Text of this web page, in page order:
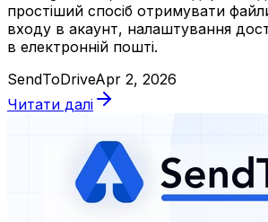
простіший спосіб отримувати
входу в акаунт, налаштування
в електронній пошті.
SendToDriveApr 2, 2026
Читати далі